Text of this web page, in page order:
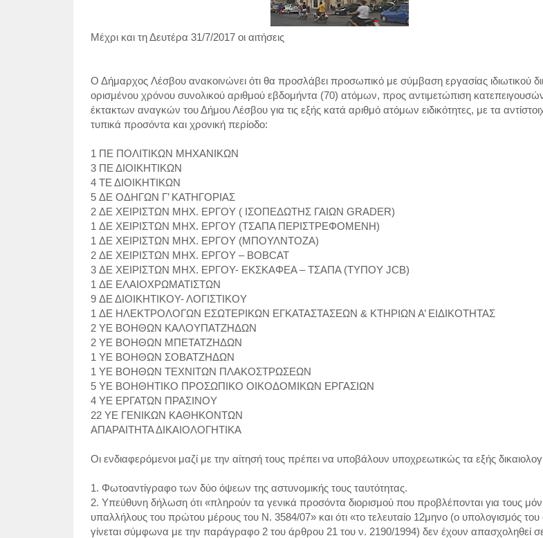
Μέχρι και τη Δευτέρα 31/7/2017 οι αιτήσεις
Ο Δήμαρχος Λέσβου ανακοινώνει ότι θα προσλάβει προσωπικό με σύμβαση εργασίας ιδιωτικού
ορισμένου χρόνου συνολικού αριθμού εβδομήντα (70) ατόμων, προς αντιμετώπιση
έκτακτων αναγκών του Δήμου Λέσβου για τις εξής κατά αριθμό ατόμων ειδικότητες, με τα
τυπικά προσόντα και χρονική περίοδο:
1 ΠΕ ΠΟΛΙΤΙΚΩΝ ΜΗΧΑΝΙΚΩΝ
3 ΠΕ ΔΙΟΙΚΗΤΙΚΩΝ
4 ΤΕ ΔΙΟΙΚΗΤΙΚΩΝ
5 ΔΕ ΟΔΗΓΩΝ Γ’ ΚΑΤΗΓΟΡΙΑΣ
2 ΔΕ ΧΕΙΡΙΣΤΩΝ ΜΗΧ. ΕΡΓΟΥ ( ΙΣΟΠΕΔΩΤΗΣ ΓΑΙΩΝ GRADER)
1 ΔΕ ΧΕΙΡΙΣΤΩΝ ΜΗΧ. ΕΡΓΟΥ (ΤΣΑΠΑ ΠΕΡΙΣΤΡΕΦΟΜΕΝΗ)
1 ΔΕ ΧΕΙΡΙΣΤΩΝ ΜΗΧ. ΕΡΓΟΥ (ΜΠΟΥΛΝΤΟΖΑ)
2 ΔΕ ΧΕΙΡΙΣΤΩΝ ΜΗΧ. ΕΡΓΟΥ – BOBCAT
3 ΔΕ ΧΕΙΡΙΣΤΩΝ ΜΗΧ. ΕΡΓΟΥ- ΕΚΣΚΑΦΕΑ – ΤΣΑΠΑ (ΤΥΠΟΥ JCB)
1 ΔΕ ΕΛΑΙΟΧΡΩΜΑΤΙΣΤΩΝ
9 ΔΕ ΔΙΟΙΚΗΤΙΚΟΥ- ΛΟΓΙΣΤΙΚΟΥ
1 ΔΕ ΗΛΕΚΤΡΟΛΟΓΩΝ ΕΣΩΤΕΡΙΚΩΝ ΕΓΚΑΤΑΣΤΑΣΕΩΝ & ΚΤΗΡΙΩΝ Α’ ΕΙΔΙΚΟΤΗΤΑΣ
2 ΥΕ ΒΟΗΘΩΝ ΚΑΛΟΥΠΑΤΖΗΔΩΝ
2 ΥΕ ΒΟΗΘΩΝ ΜΠΕΤΑΤΖΗΔΩΝ
1 ΥΕ ΒΟΗΘΩΝ ΣΟΒΑΤΖΗΔΩΝ
1 ΥΕ ΒΟΗΘΩΝ ΤΕΧΝΙΤΩΝ ΠΛΑΚΟΣΤΡΩΣΕΩΝ
5 ΥΕ ΒΟΗΘΗΤΙΚΟ ΠΡΟΣΩΠΙΚΟ ΟΙΚΟΔΟΜΙΚΩΝ ΕΡΓΑΣΙΩΝ
4 ΥΕ ΕΡΓΑΤΩΝ ΠΡΑΣΙΝΟΥ
22 ΥΕ ΓΕΝΙΚΩΝ ΚΑΘΗΚΟΝΤΩΝ
ΑΠΑΡΑΙΤΗΤΑ ΔΙΚΑΙΟΛΟΓΗΤΙΚΑ
Οι ενδιαφερόμενοι μαζί με την αίτησή τους πρέπει να υποβάλουν υποχρεωτικώς τα εξής
1. Φωτοαντίγραφο των δύο όψεων της αστυνομικής τους ταυτότητας.
2. Υπεύθυνη δήλωση ότι «πληρούν τα γενικά προσόντα διορισμού που προβλέπονται για τους
υπαλλήλους του πρώτου μέρους του Ν. 3584/07» και ότι «το τελευταίο 12μηνο (ο υπολογισμός του
γίνεται σύμφωνα με την παράγραφο 2 του άρθρου 21 του ν. 2190/1994) δεν έχουν απασχοληθεί